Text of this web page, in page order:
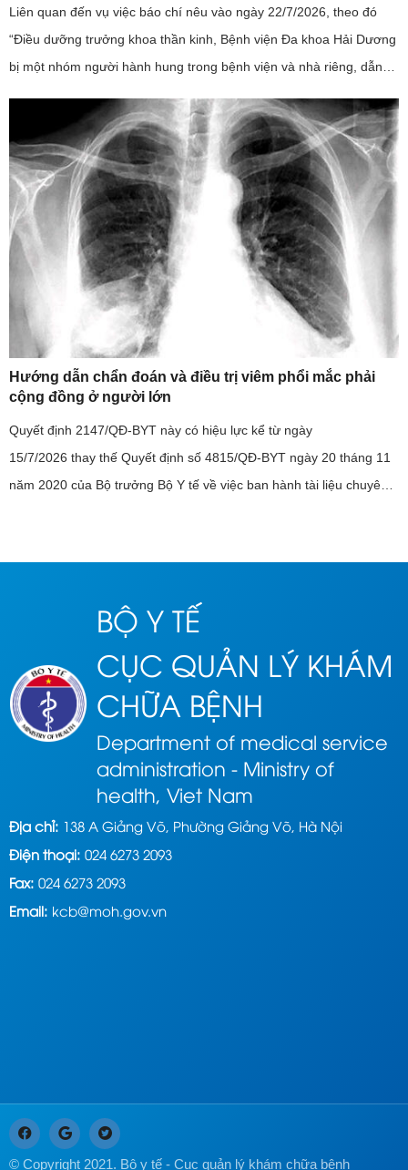
Liên quan đến vụ việc báo chí nêu vào ngày 22/7/2026, theo đó
“Điều dưỡng trưởng khoa thần kinh, Bệnh viện Đa khoa Hải Dương
bị một nhóm người hành hung trong bệnh viện và nhà riêng, dẫn
Hướng dẫn chẩn đoán và điều trị viêm phổi mắc phải
cộng đồng ở người lớn
Quyết định 2147/QĐ-BYT này có hiệu lực kể từ ngày
15/7/2026 thay thế Quyết định số 4815/QĐ-BYT ngày 20 tháng 11
năm 2020 của Bộ trưởng Bộ Y tế về việc ban hành tài liệu chuyên
BỘ Y TẾ
CỤC QUẢN LÝ KHÁM
CHỮA BỆNH
Department of medical service
administration - Ministry of
health, Viet Nam
Địa chỉ: 138 A Giảng Võ, Phường Giảng Võ, Hà Nội
Điện thoại: 024 6273 2093
Fax: 024 6273 2093
Email: kcb@moh.gov.vn
© Copyright 2021. Bộ y tế - Cục quản lý khám chữa bệnh